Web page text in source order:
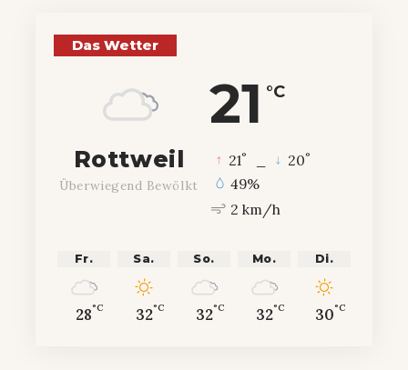
Das Wetter
21 °C
Rottweil
Überwiegend Bewölkt
21° 20°
49%
2 km/h
Fr.
28°C
Sa.
32°C
So.
32°C
Mo.
32°C
Di.
30°C